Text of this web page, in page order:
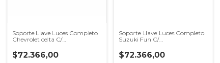
Soporte Llave Luces Completo
Chevrolet celta C/
$72.366,00
Soporte Llave Luces Completo
Suzuki Fun C/
$72.366,00